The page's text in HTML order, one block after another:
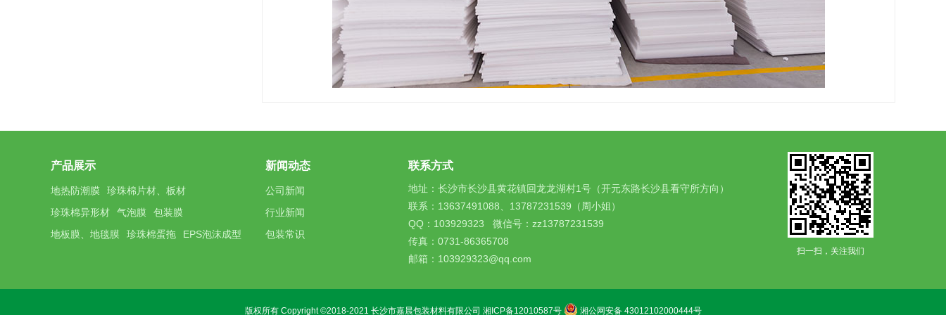
产品展示
地热防潮膜
珍珠棉片材、板材
珍珠棉异形材
气泡膜
包装膜
地板膜、地毯膜
珍珠棉蛋拖 EPS泡沫成型
新闻动态
公司新闻
行业新闻
包装常识
联系方式
地址：长沙市长沙县黄花镇回龙龙湖村1号（开元东路长沙县看守所方向）
联系 ：13637491088、13787231539（周小姐 ）
QQ：103929323 微信号：zz13787231539
传真：0731-86365708
邮箱：103929323@qq.com
扫一扫，关注我们
版权所有 Copyright ©2018-2021 长沙市嘉晨包装材料有限公司 湘ICP备12010587号 湘公网安备 43012102000444号